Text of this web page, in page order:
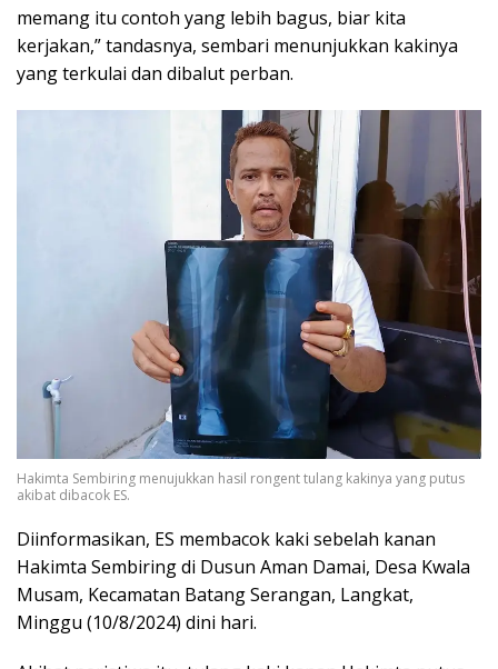
memang itu contoh yang lebih bagus, biar kita
kerjakan,” tandasnya, sembari menunjukkan kakinya
yang terkulai dan dibalut perban.
Hakimta Sembiring menujukkan hasil rongent tulang kakinya yang putus
akibat dibacok ES.
Diinformasikan, ES membacok kaki sebelah kanan
Hakimta Sembiring di Dusun Aman Damai, Desa Kwala
Musam, Kecamatan Batang Serangan, Langkat,
Minggu (10/8/2024) dini hari.